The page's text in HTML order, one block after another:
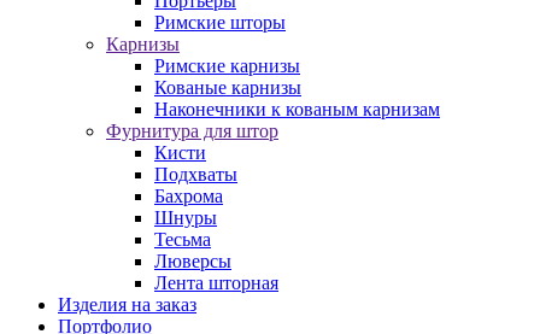
Римские шторы
Карнизы
Римские карнизы
Кованые карнизы
Наконечники к кованым карнизам
Фурнитура для штор
Кисти
Подхваты
Бахрома
Шнуры
Тесьма
Люверсы
Лента шторная
Изделия на заказ
Портфолио